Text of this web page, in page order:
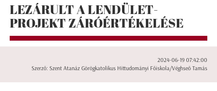
LEZÁRULT A LENDÜLET-
PROJEKT ZÁRÓÉRTÉKELÉSE
2024-06-19 07:42:00
Szerző: Szent Atanáz Görögkatolikus Hittudományi Főiskola/Véghseő Tamás